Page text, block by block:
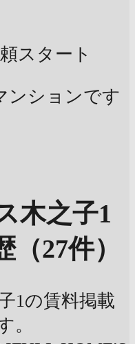
スタート
ンションです
木之子1
27件）
1の賃料掲載
。